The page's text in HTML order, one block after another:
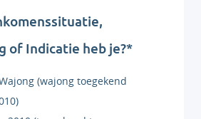
of Indicatie heb je?*
(wajong toegekend